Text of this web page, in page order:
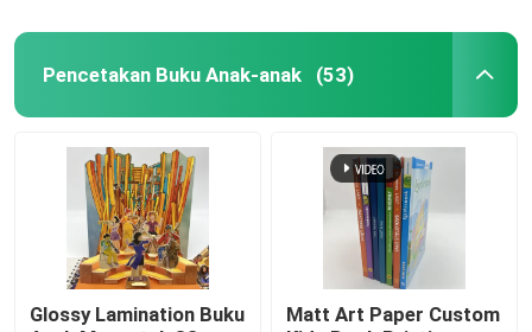
Pencetakan Buku Anak-anak (53)
Glossy Lamination Buku
Matt Art Paper Custom